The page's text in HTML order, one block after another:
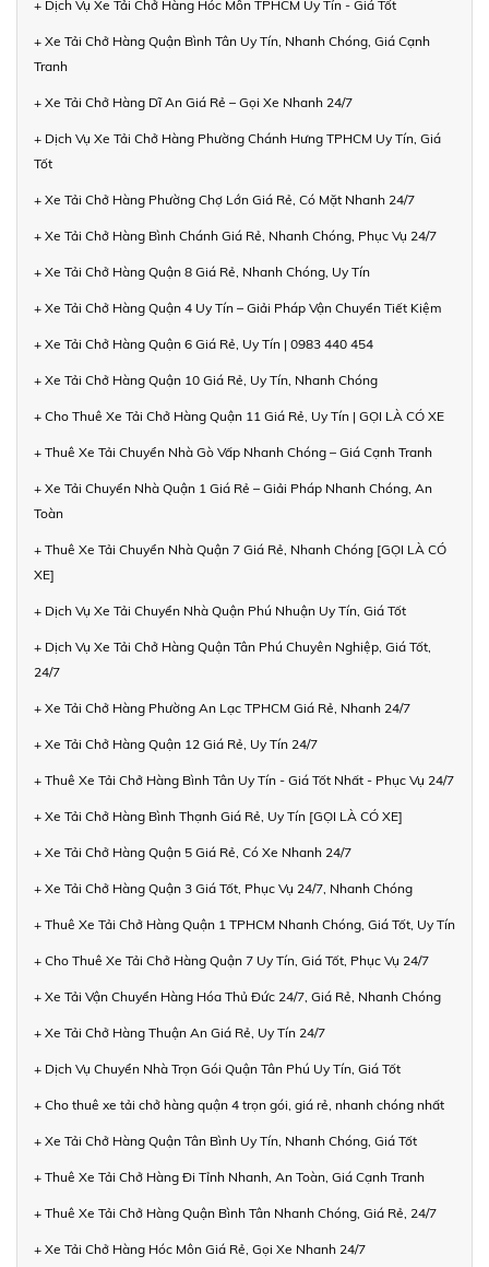
+ Dịch Vụ Xe Tải Chở Hàng Hóc Môn TPHCM Uy Tín - Giá Tốt
+ Xe Tải Chở Hàng Quận Bình Tân Uy Tín, Nhanh Chóng, Giá Cạnh
Tranh
+ Xe Tải Chở Hàng Dĩ An Giá Rẻ – Gọi Xe Nhanh 24/7
+ Dịch Vụ Xe Tải Chở Hàng Phường Chánh Hưng TPHCM Uy Tín, Giá
Tốt
+ Xe Tải Chở Hàng Phường Chợ Lớn Giá Rẻ, Có Mặt Nhanh 24/7
+ Xe Tải Chở Hàng Bình Chánh Giá Rẻ, Nhanh Chóng, Phục Vụ 24/7
+ Xe Tải Chở Hàng Quận 8 Giá Rẻ, Nhanh Chóng, Uy Tín
+ Xe Tải Chở Hàng Quận 4 Uy Tín – Giải Pháp Vận Chuyển Tiết Kiệm
+ Xe Tải Chở Hàng Quận 6 Giá Rẻ, Uy Tín | 0983 440 454
+ Xe Tải Chở Hàng Quận 10 Giá Rẻ, Uy Tín, Nhanh Chóng
+ Cho Thuê Xe Tải Chở Hàng Quận 11 Giá Rẻ, Uy Tín | GỌI LÀ CÓ XE
+ Thuê Xe Tải Chuyển Nhà Gò Vấp Nhanh Chóng – Giá Cạnh Tranh
+ Xe Tải Chuyển Nhà Quận 1 Giá Rẻ – Giải Pháp Nhanh Chóng, An
Toàn
+ Thuê Xe Tải Chuyển Nhà Quận 7 Giá Rẻ, Nhanh Chóng [GỌI LÀ CÓ
XE]
+ Dịch Vụ Xe Tải Chuyển Nhà Quận Phú Nhuận Uy Tín, Giá Tốt
+ Dịch Vụ Xe Tải Chở Hàng Quận Tân Phú Chuyên Nghiệp, Giá Tốt,
24/7
+ Xe Tải Chở Hàng Phường An Lạc TPHCM Giá Rẻ, Nhanh 24/7
+ Xe Tải Chở Hàng Quận 12 Giá Rẻ, Uy Tín 24/7
+ Thuê Xe Tải Chở Hàng Bình Tân Uy Tín - Giá Tốt Nhất - Phục Vụ 24/7
+ Xe Tải Chở Hàng Bình Thạnh Giá Rẻ, Uy Tín [GỌI LÀ CÓ XE]
+ Xe Tải Chở Hàng Quận 5 Giá Rẻ, Có Xe Nhanh 24/7
+ Xe Tải Chở Hàng Quận 3 Giá Tốt, Phục Vụ 24/7, Nhanh Chóng
+ Thuê Xe Tải Chở Hàng Quận 1 TPHCM Nhanh Chóng, Giá Tốt, Uy Tín
+ Cho Thuê Xe Tải Chở Hàng Quận 7 Uy Tín, Giá Tốt, Phục Vụ 24/7
+ Xe Tải Vận Chuyển Hàng Hóa Thủ Đức 24/7, Giá Rẻ, Nhanh Chóng
+ Xe Tải Chở Hàng Thuận An Giá Rẻ, Uy Tín 24/7
+ Dịch Vụ Chuyển Nhà Trọn Gói Quận Tân Phú Uy Tín, Giá Tốt
+ Cho thuê xe tải chở hàng quận 4 trọn gói, giá rẻ, nhanh chóng nhất
+ Xe Tải Chở Hàng Quận Tân Bình Uy Tín, Nhanh Chóng, Giá Tốt
+ Thuê Xe Tải Chở Hàng Đi Tỉnh Nhanh, An Toàn, Giá Cạnh Tranh
+ Thuê Xe Tải Chở Hàng Quận Bình Tân Nhanh Chóng, Giá Rẻ, 24/7
+ Xe Tải Chở Hàng Hóc Môn Giá Rẻ, Gọi Xe Nhanh 24/7